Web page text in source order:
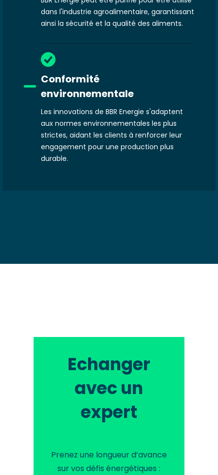
dans l'industrie agroalimentaire, garantissant
ainsi la sécurité et la qualité des aliments.
Conformité
environnementale
Les innovations de BBR Energie s'adaptent
aux normes environnementales les plus
strictes, aidant les clients à renforcer leur
engagement pour une production plus
durable.
Echanger
avec un
expert
Prenez une longueur d’avance
sur vos défis énergétiques :